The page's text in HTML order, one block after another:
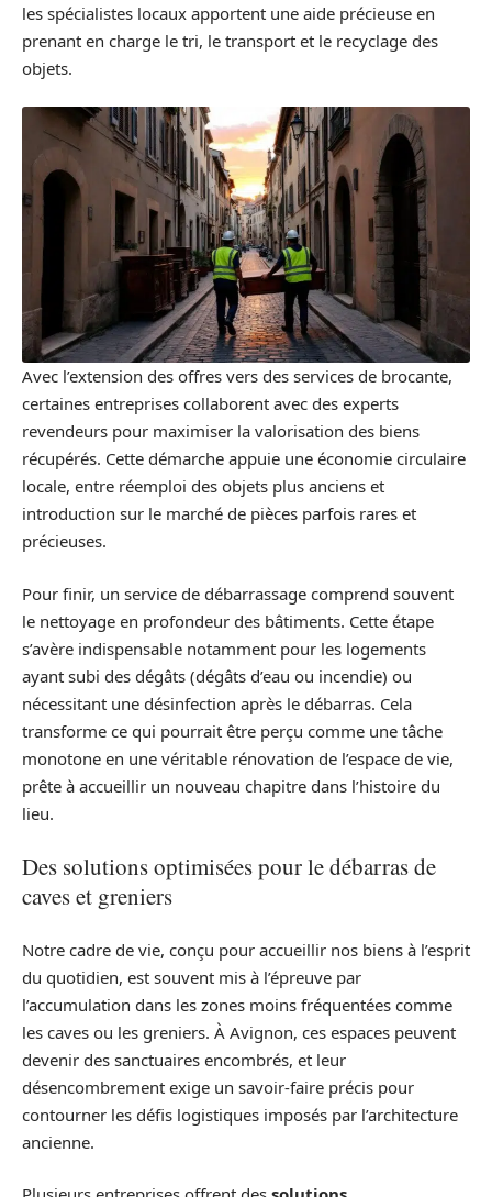
les spécialistes locaux apportent une aide précieuse en
prenant en charge le tri, le transport et le recyclage des
objets.
Avec l’extension des offres vers des services de brocante,
certaines entreprises collaborent avec des experts
revendeurs pour maximiser la valorisation des biens
récupérés. Cette démarche appuie une économie circulaire
locale, entre réemploi des objets plus anciens et
introduction sur le marché de pièces parfois rares et
précieuses.
Pour finir, un service de débarrassage comprend souvent
le nettoyage en profondeur des bâtiments. Cette étape
s’avère indispensable notamment pour les logements
ayant subi des dégâts (dégâts d’eau ou incendie) ou
nécessitant une désinfection après le débarras. Cela
transforme ce qui pourrait être perçu comme une tâche
monotone en une véritable rénovation de l’espace de vie,
prête à accueillir un nouveau chapitre dans l’histoire du
lieu.
Des solutions optimisées pour le débarras de
caves et greniers
Notre cadre de vie, conçu pour accueillir nos biens à l’esprit
du quotidien, est souvent mis à l’épreuve par
l’accumulation dans les zones moins fréquentées comme
les caves ou les greniers. À Avignon, ces espaces peuvent
devenir des sanctuaires encombrés, et leur
désencombrement exige un savoir-faire précis pour
contourner les défis logistiques imposés par l’architecture
ancienne.